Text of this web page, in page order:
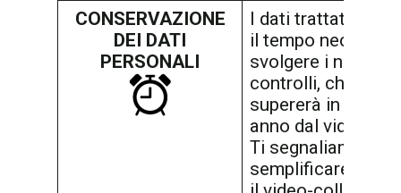
CONSERVAZIONE
DEI DATI
PERSONALI
I dati trattati
il tempo
svolgere i
controlli, che non
supererà in ogni
anno dal video-
Ti segnaliamo
semplificare le